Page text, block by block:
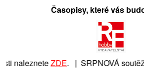
Časopisy, které vás
nalezneteZDE. | SRPNOVÁ